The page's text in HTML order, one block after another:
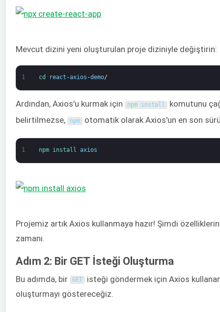
Mevcut dizini yeni oluşturulan proje diziniyle değiştirin:
1 cd react -axios -demo/
Ardından, Axios'u kurmak için npm install komutunu
belirtilmezse,
npm otomatik olarak Axios'un en son
1 npm install axios
Projemiz artık Axios kullanmaya hazır! Şimdi
zamanı.
Adım 2: Bir GET İsteği Oluşturma
Bu adımda, bir GET isteği göndermek için Axios
oluşturmayı göstereceğiz.